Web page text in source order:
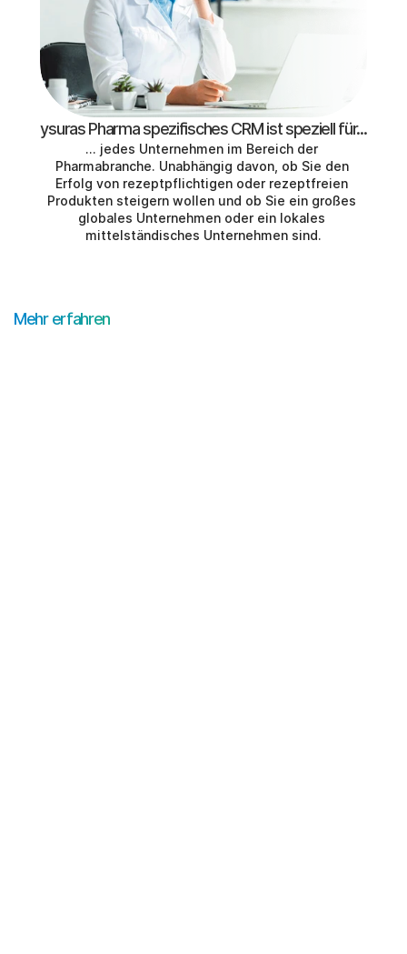
ysuras Pharma spezifisches CRM ist speziell für...
... jedes Unternehmen im Bereich der
Pharmabranche. Unabhängig davon, ob Sie den
Erfolg von rezeptpflichtigen oder rezeptfreien
Produkten steigern wollen und ob Sie ein großes
globales Unternehmen oder ein lokales
mittelständisches Unternehmen sind.
Mehr erfahren